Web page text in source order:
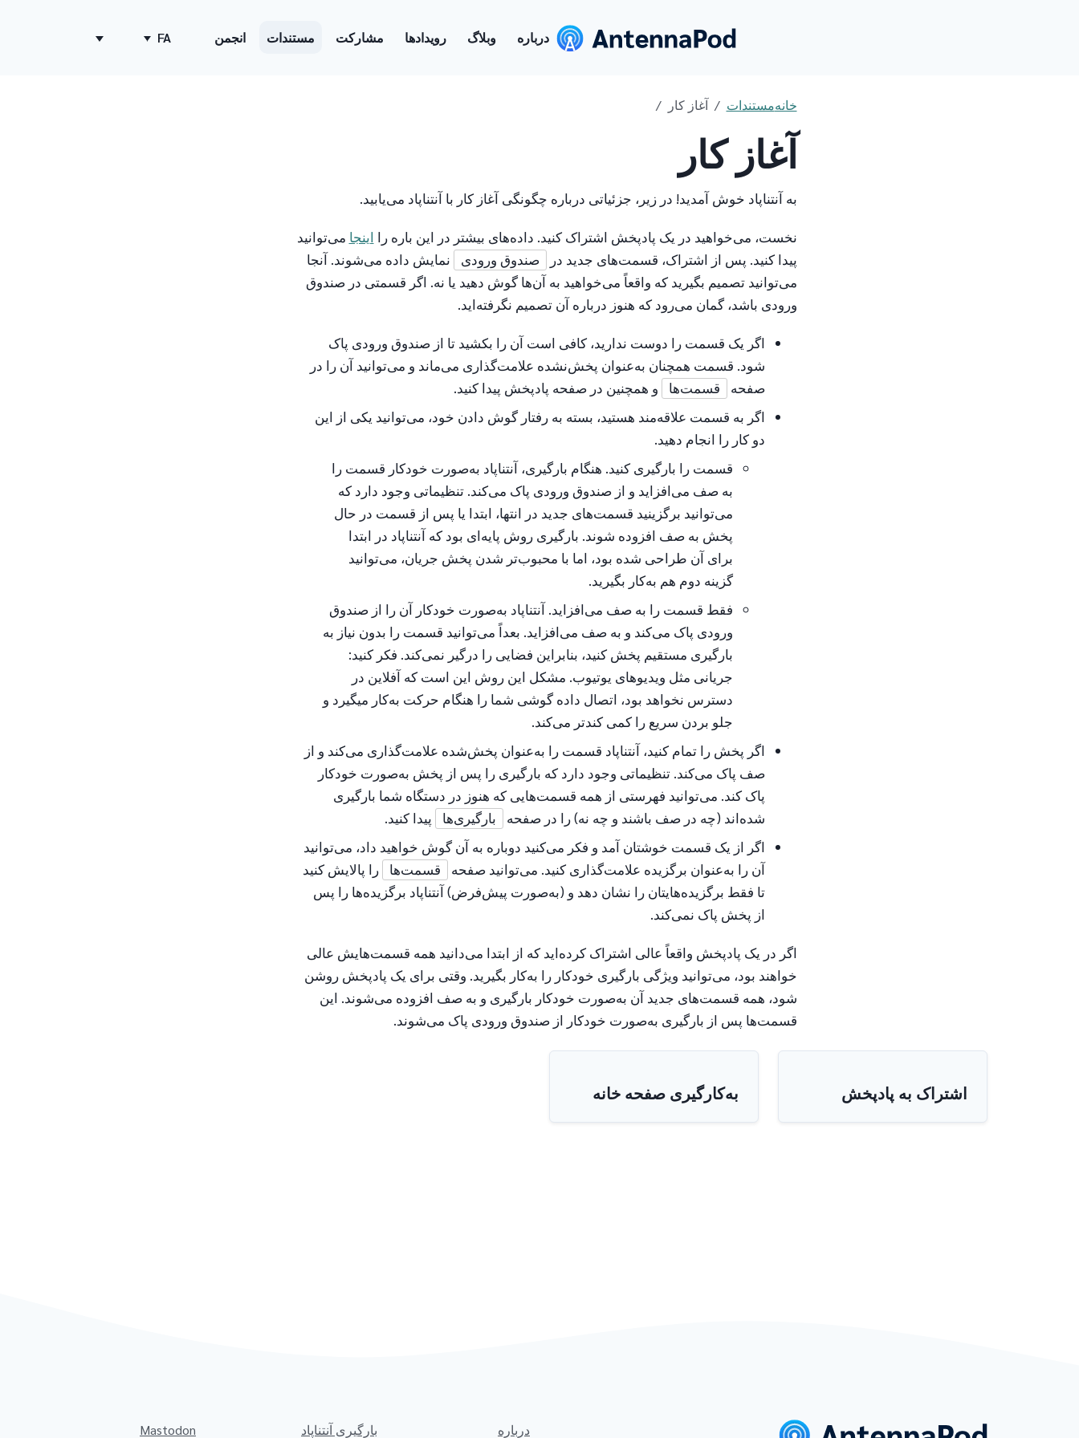
درباره وبلاگ رویدادها مشارکت مستندات انجمن FA
خانهمستندات آغاز کار
آغاز کار
به آنتناپاد خوش آمدید! در زیر، جزئیاتی درباره چگونگی آغاز کار با آنتناپاد می‌یابید.
نخست، می‌خواهید در یک پادپخش اشتراک کنید. داده‌های بیشتر در این باره را اینجا می‌توانید
پیدا کنید. پس از اشتراک، قسمت‌های جدید در
صندوق ورودی
نمایش داده می‌شوند. آنجا
می‌توانید تصمیم بگیرید که واقعاً می‌خواهید به آن‌ها گوش دهید یا نه. اگر قسمتی در صندوق
ورودی باشد، گمان می‌رود که هنوز درباره آن تصمیم نگرفته‌اید.
اگر یک قسمت را دوست ندارید، کافی است آن را بکشید تا از صندوق ورودی پاک
شود. قسمت همچنان به‌عنوان پخش‌نشده علامت‌گذاری می‌ماند و می‌توانید آن را در
صفحه
قسمت‌ها
و همچنین در صفحه پادپخش پیدا کنید.
اگر به قسمت علاقه‌مند هستید، بسته به رفتار گوش دادن خود، می‌توانید یکی از این
دو کار را انجام دهید.
قسمت را بارگیری کنید. هنگام بارگیری، آنتناپاد به‌صورت خودکار قسمت را
به صف می‌افزاید و از صندوق ورودی پاک می‌کند. تنظیماتی وجود دارد که
می‌توانید برگزینید قسمت‌های جدید در انتها، ابتدا یا پس از قسمت در حال
پخش به صف افزوده شوند. بارگیری روش پایه‌ای بود که آنتناپاد در ابتدا
برای آن طراحی شده بود، اما با محبوب‌تر شدن پخش جریان، می‌توانید
گزینه دوم هم به‌کار بگیرید.
فقط قسمت را به صف می‌افزاید. آنتناپاد به‌صورت خودکار آن را از صندوق
ورودی پاک می‌کند و به صف می‌افزاید. بعداً می‌توانید قسمت را بدون نیاز به
بارگیری مستقیم پخش کنید، بنابراین فضایی را درگیر نمی‌کند. فکر کنید:
جریانی مثل ویدیوهای یوتیوب. مشکل این روش این است که آفلاین در
دسترس نخواهد بود، اتصال داده گوشی شما را هنگام حرکت به‌کار میگیرد و
جلو بردن سریع را کمی کندتر می‌کند.
اگر پخش را تمام کنید، آنتناپاد قسمت را به‌عنوان پخش‌شده علامت‌گذاری می‌کند و از
صف پاک می‌کند. تنظیماتی وجود دارد که بارگیری را پس از پخش به‌صورت خودکار
پاک کند. می‌توانید فهرستی از همه قسمت‌هایی که هنوز در دستگاه شما بارگیری
شده‌اند (چه در صف باشند و چه نه) را در صفحه
بارگیری‌ها
پیدا کنید.
اگر از یک قسمت خوشتان آمد و فکر می‌کنید دوباره به آن گوش خواهید داد، می‌توانید
آن را به‌عنوان برگزیده علامت‌گذاری کنید. می‌توانید صفحه
قسمت‌ها
را پالایش کنید
تا فقط برگزیده‌هایتان را نشان دهد و (به‌صورت پیش‌فرض) آنتناپاد برگزیده‌ها را پس
از پخش پاک نمی‌کند.
اگر در یک پادپخش واقعاً عالی اشتراک کرده‌اید که از ابتدا می‌دانید همه قسمت‌هایش عالی
خواهند بود، می‌توانید ویژگی بارگیری خودکار را به‌کار بگیرید. وقتی برای یک پادپخش روشن
شود، همه قسمت‌های جدید آن به‌صورت خودکار بارگیری و به صف افزوده می‌شوند. این
قسمت‌ها پس از بارگیری به‌صورت خودکار از صندوق ورودی پاک می‌شوند.
اشتراک به پادپخش به‌کارگیری صفحه خانه
درباره بارگیری آنتناپاد Mastodon